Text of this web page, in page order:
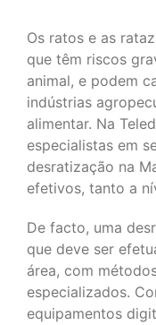
Os ratos e as
que têm riscos
animal, e podem
indústrias
alimentar. Na
especialistas em
desratização na
efetivos, tanto a
De facto, uma
que deve ser
área, com
especializados.
equipamentos